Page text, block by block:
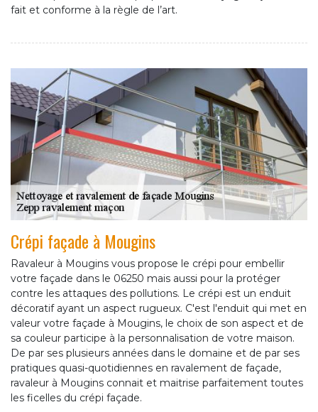
fait et conforme à la règle de l’art.
Crépi façade à Mougins
Ravaleur à Mougins vous propose le crépi pour embellir
votre façade dans le 06250 mais aussi pour la protéger
contre les attaques des pollutions. Le crépi est un enduit
décoratif ayant un aspect rugueux. C'est l'enduit qui met en
valeur votre façade à Mougins, le choix de son aspect et de
sa couleur participe à la personnalisation de votre maison.
De par ses plusieurs années dans le domaine et de par ses
pratiques quasi-quotidiennes en ravalement de façade,
ravaleur à Mougins connait et maitrise parfaitement toutes
les ficelles du crépi façade.